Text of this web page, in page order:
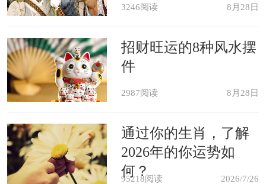
意味着吉祥如意，慎防意外，不可太大
意。
3246阅读 8月28日
招财旺运的8种风水摆
件
2987阅读 8月28日
通过你的生肖，了解
2026年的你运势如
何？
95218阅读 2026/7/26